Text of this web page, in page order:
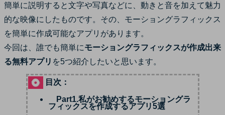
検索
簡単に説明すると文字や写真などに、動きと音を加えて魅力
的な映像にしたものです。その、モーショングラフィックス
を簡単に作成可能なアプリがあります。
今回は、誰でも簡単にモーショングラフィックスが作成出来
る無料アプリ を5つ紹介したいと思います。
目次：
Part1.私がお勧めするモーショングラ
フィックスを作成するアプリ5選